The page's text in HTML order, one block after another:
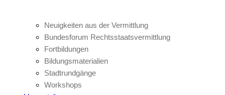
Neuigkeiten aus der Vermittlung
Bundesforum Rechtsstaatsvermittlung
Fortbildungen
Bildungsmaterialien
Stadtrundgänge
Workshops